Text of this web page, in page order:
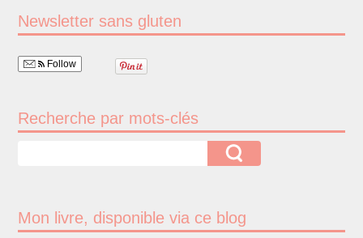
Newsletter sans gluten
Follow
Recherche par mots-clés
Mon livre, disponible via ce blog